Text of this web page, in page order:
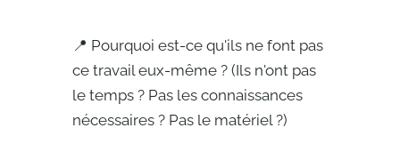
📍 Pourquoi est-ce qu'ils ne font pas
ce travail eux-même ? (Ils n'ont pas
le temps ? Pas les connaissances
nécessaires ? Pas le matériel ?)